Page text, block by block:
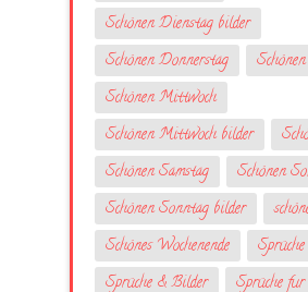
Schönen Dienstag bilder
Schönen Donnerstag
Schönen Mittwoch
Schönen Mittwoch bilder
Schönen Samstag
Schönen
Schönen Sonntag bilder
Schönes Wochenende
Sprüche
Sprüche & Bilder
Sprüche